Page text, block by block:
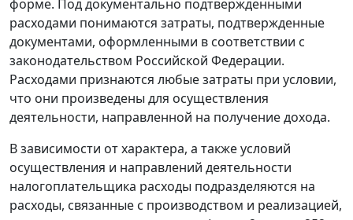
форме. Под документально подтвержденными
расходами понимаются затраты, подтвержденные
документами, оформленными в соответствии с
законодательством Российской Федерации.
Расходами признаются любые затраты при условии,
что они произведены для осуществления
деятельности, направленной на получение дохода.
В зависимости от характера, а также условий
осуществления и направлений деятельности
налогоплательщика расходы подразделяются на
расходы, связанные с производством и реализацией,